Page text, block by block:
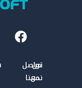
من
نحن
تواصل
معنا